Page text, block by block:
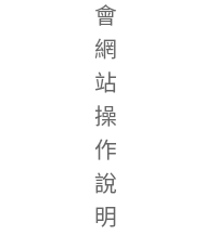
會
網
站
操
作
說
明